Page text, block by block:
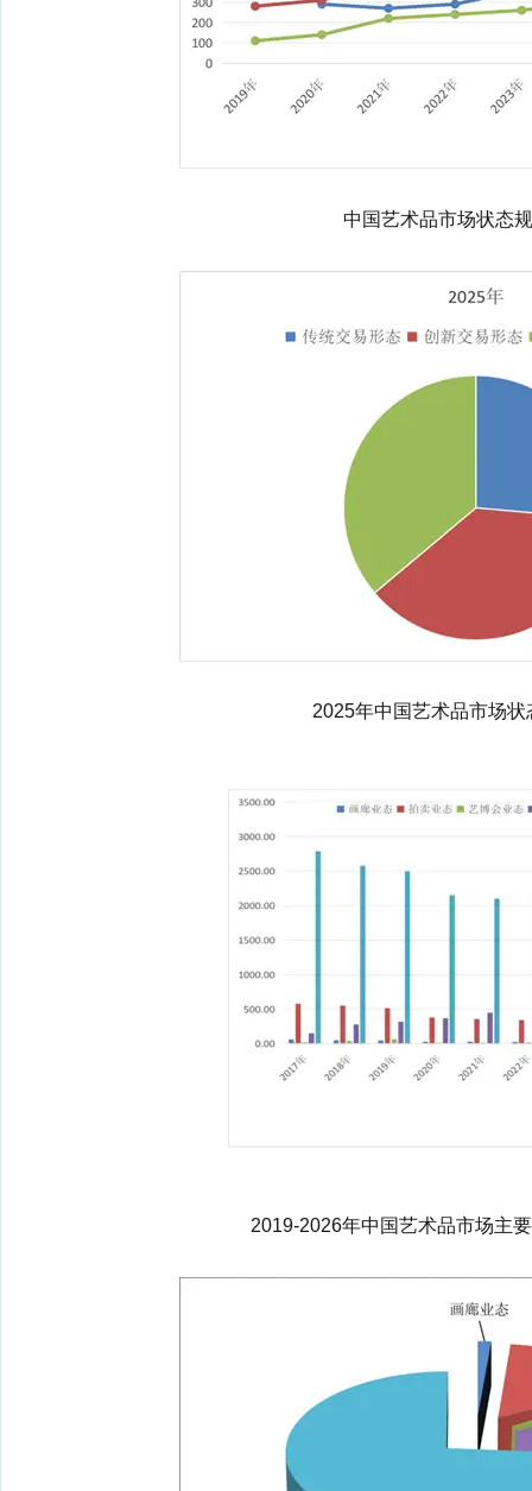
中国艺术品市场状态
2025年中国艺术品市场状
2019-2026年中国艺术品市场主